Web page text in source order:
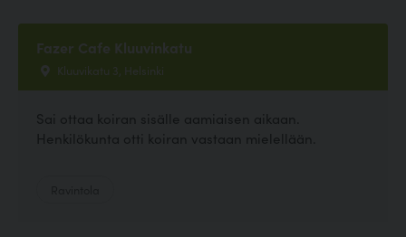
Fazer Cafe Kluuvinkatu
Kluuvikatu 3, Helsinki
Sai ottaa koiran sisälle aamiaisen aikaan.
Henkilökunta otti koiran vastaan mielellään.